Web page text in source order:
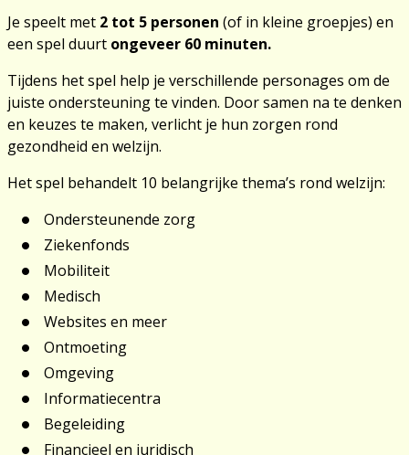
Je speelt met 2 tot 5 personen (of in kleine groepjes) en
een spel duurt ongeveer 60 minuten.
Tijdens het spel help je verschillende personages om de
juiste ondersteuning te vinden. Door samen na te denken
en keuzes te maken, verlicht je hun zorgen rond
gezondheid en welzijn.
Het spel behandelt 10 belangrijke thema’s rond welzijn:
Ondersteunende zorg
Ziekenfonds
Mobiliteit
Medisch
Websites en meer
Ontmoeting
Omgeving
Informatiecentra
Begeleiding
Financieel en juridisch